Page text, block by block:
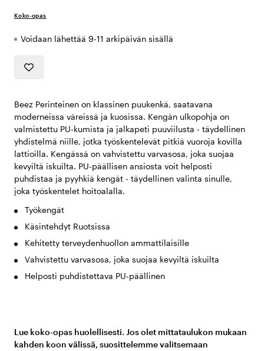
Koko-opas
Voidaan lähettää 9-11 arkipäivän sisällä
Beez Perinteinen on klassinen puukenkä, saatavana
moderneissa väreissä ja kuosissa. Kengän ulkopohja on
valmistettu PU-kumista ja jalkapeti puuviilusta - täydellinen
yhdistelmä niille, jotka työskentelevät pitkiä vuoroja kovilla
lattioilla. Kengässä on vahvistettu varvasosa, joka suojaa
kevyiltä iskuilta. PU-päällisen ansiosta voit helposti
puhdistaa ja pyyhkiä kengät - täydellinen valinta sinulle,
joka työskentelet hoitoalalla.
Työkengät
Käsintehdyt Ruotsissa
Kehitetty terveydenhuollon ammattilaisille
Vahvistettu varvasosa, joka suojaa kevyiltä iskuilta
Helposti puhdistettava PU-päällinen
Lue koko-opas huolellisesti. Jos olet mittataulukon mukaan
kahden koon välissä, suosittelemme valitsemaan